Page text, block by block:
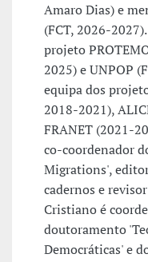
Amaro Dias) e
(FCT, 2026-
projeto
2025) e UNPOP
equipa dos
2018-2021),
FRANET (2021-
co-coordenador
Migrations',
cadernos e
Cristiano é
doutoramento
Democráticas' e